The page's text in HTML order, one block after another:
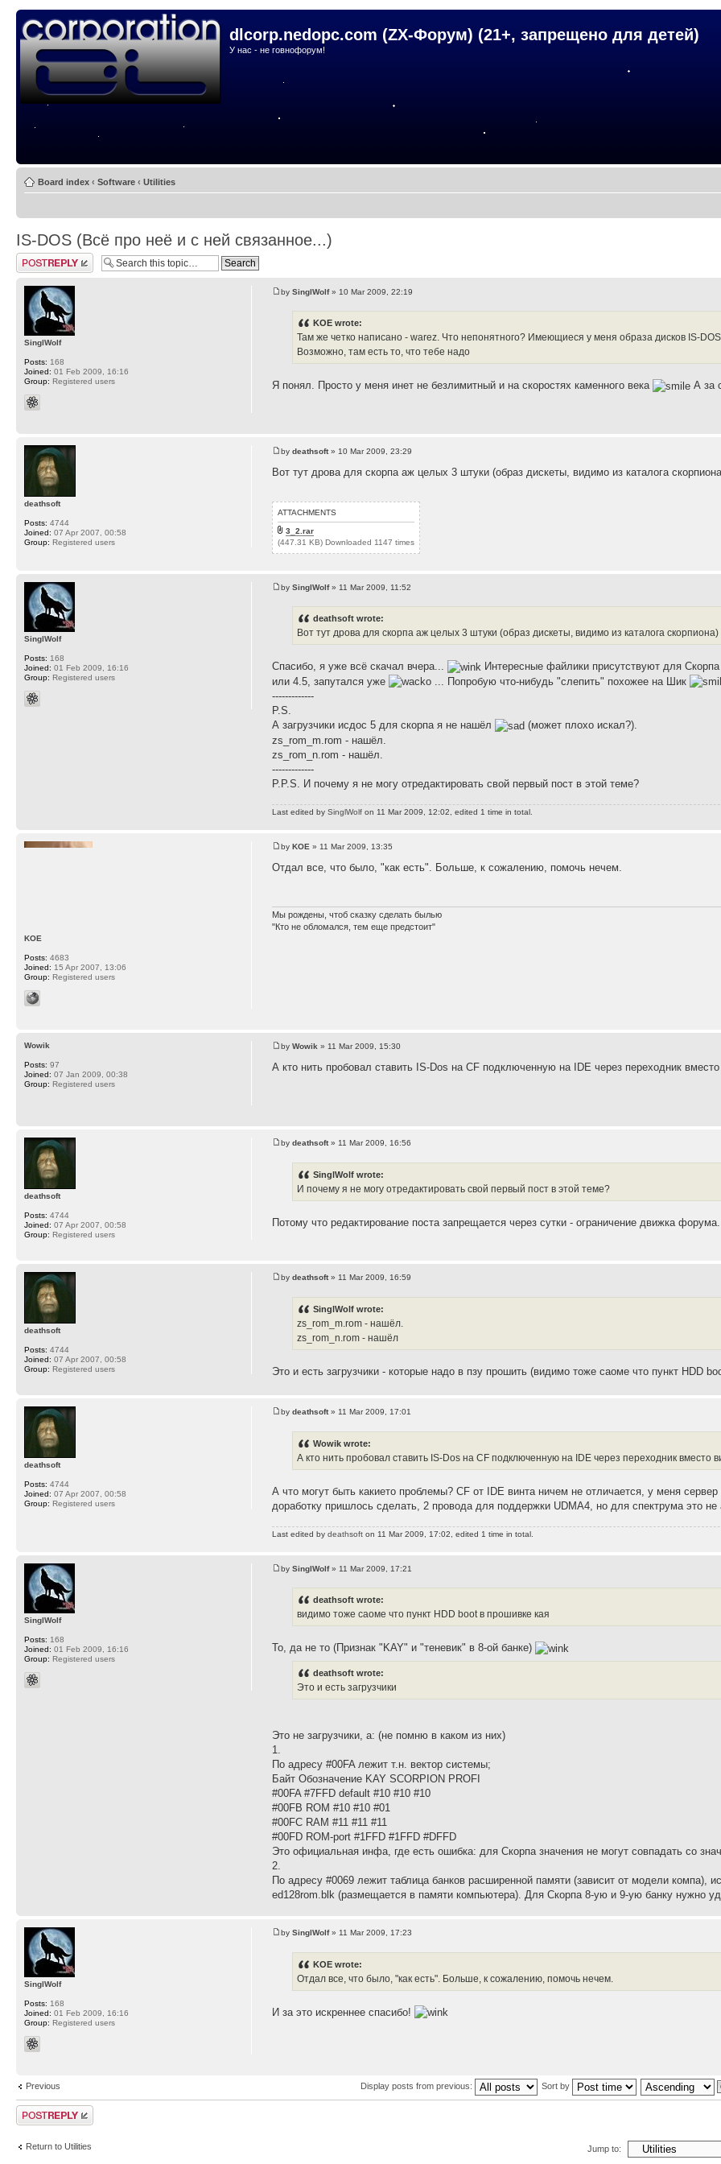
dlcorp.nedopc.com (ZX-Форум) (21+, запрещено для детей)
У нас - не говнофорум!
Board index ‹ Software ‹ Utilities
IS-DOS (Всё про неё и с ней связанное...)
Post a reply
bySinglWolf» 10 Mar 2009, 22:19
KOE wrote:
Там же четко написано - warez. Что непонятного? Имеющиеся у меня образа дисков IS-
Возможно, там есть то, что тебе надо
Я понял. Просто у меня инет не безлимитный и на скоростях каменного века А за
SinglWolf
Posts: 168
Joined: 01 Feb 2009, 16:16
Group: Registered users
bydeathsoft» 10 Mar 2009, 23:29
Вот тут дрова для скорпа аж целых 3 штуки (образ дискеты, видимо из каталога
ATTACHMENTS
3_2.rar
(447.31 KB) Downloaded 1147 times
deathsoft
Posts: 4744
Joined: 07 Apr 2007, 00:58
Group: Registered users
bySinglWolf» 11 Mar 2009, 11:52
deathsoft wrote:
Вот тут дрова для скорпа аж целых 3 штуки (образ дискеты, видимо из каталога скорпиона)
Спасибо, я уже всё скачал вчера...
Интересные файлики присутствуют для
или 4.5, запутался уже
... Попробую что-нибудь "слепить" похожее на Шик
-------------
P.S.
А загрузчики исдос 5 для скорпа я не нашёл
(может плохо искал?).
zs_rom_m.rom - нашёл.
zs_rom_n.rom - нашёл.
-------------
P.P.S. И почему я не могу отредактировать свой первый пост в этой теме?
Last edited bySinglWolf on 11 Mar 2009, 12:02, edited 1 time in total.
SinglWolf
Posts: 168
Joined: 01 Feb 2009, 16:16
Group: Registered users
by KOE » 11 Mar 2009, 13:35
Отдал все, что было, "как есть". Больше, к сожалению, помочь нечем.
Мы рождены, чтоб сказку сделать былью
"Кто не обломался, тем еще предстоит"
KOE
Posts: 4683
Joined: 15 Apr 2007, 13:06
Group: Registered users
byWowik » 11 Mar 2009, 15:30
А кто нить пробовал ставить IS-Dos на CF подключенную на IDE через переходник вместо
Wowik
Posts: 97
Joined: 07 Jan 2009, 00:38
Group: Registered users
bydeathsoft» 11 Mar 2009, 16:56
SinglWolf wrote:
И почему я не могу отредактировать свой первый пост в этой теме?
Потому что редактирование поста запрещается через сутки - ограничение движка форума.
deathsoft
Posts: 4744
Joined: 07 Apr 2007, 00:58
Group: Registered users
bydeathsoft» 11 Mar 2009, 16:59
SinglWolf wrote:
zs_rom_m.rom - нашёл.
zs_rom_n.rom - нашёл
Это и есть загрузчики - которые надо в пзу прошить (видимо тоже саоме что пункт HDD
deathsoft
Posts: 4744
Joined: 07 Apr 2007, 00:58
Group: Registered users
bydeathsoft» 11 Mar 2009, 17:01
Wowik wrote:
А кто нить пробовал ставить IS-Dos на CF подключенную на IDE через переходник вместо
А что могут быть какието проблемы? CF от IDE винта ничем не отличается, у меня
доработку пришлось сделать, 2 провода для поддержки UDMA4, но для спектрума это не
Last edited bydeathsoft on 11 Mar 2009, 17:02, edited 1 time in total.
deathsoft
Posts: 4744
Joined: 07 Apr 2007, 00:58
Group: Registered users
bySinglWolf» 11 Mar 2009, 17:21
deathsoft wrote:
видимо тоже саоме что пункт HDD boot в прошивке кая
То, да не то (Признак "KAY" и "теневик" в 8-ой банке)
deathsoft wrote:
Это и есть загрузчики
Это не загрузчики, а: (не помню в каком из них)
1.
По адресу #00FA лежит т.н. вектор системы;
Байт Обозначение KAY SCORPION PROFI
#00FA #7FFD default #10 #10 #10
#00FB ROM #10 #10 #01
#00FC RAM #11 #11 #11
#00FD ROM-port #1FFD #1FFD #DFFD
Это официальная инфа, где есть ошибка: для Скорпа значения не могут совпадать со
2.
По адресу #0069 лежит таблица банков расширенной памяти (зависит от модели компа),
ed128rom.blk (размещается в памяти компьютера). Для Скорпа 8-ую и 9-ую банку нужно
SinglWolf
Posts: 168
Joined: 01 Feb 2009, 16:16
Group: Registered users
bySinglWolf» 11 Mar 2009, 17:23
KOE wrote:
Отдал все, что было, "как есть". Больше, к сожалению, помочь нечем.
И за это искреннее спасибо!
SinglWolf
Posts: 168
Joined: 01 Feb 2009, 16:16
Group: Registered users
Previous Display posts from previous: Sort by
Post a reply
Return to Utilities Jump to: